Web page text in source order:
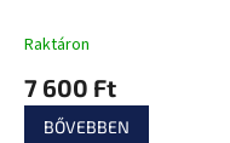
Raktáron
7 600 Ft
BŐVEBBEN